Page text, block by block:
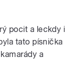
pocit a leckdy i
tato písnička
a